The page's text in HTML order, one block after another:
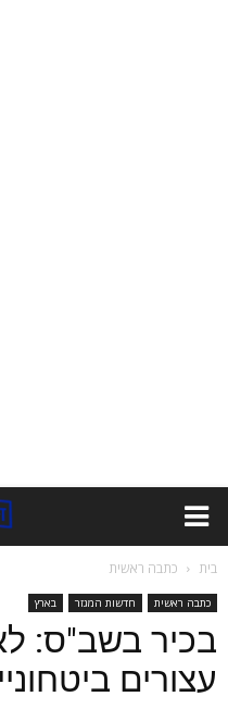
בית כתבה ראשית
כתבה ראשית חדשות המגזר בארץ
בכיר בשב"ס:
עצורים